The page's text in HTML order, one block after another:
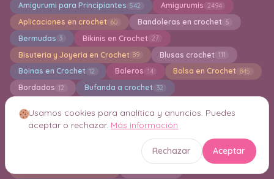
Amigurumi para Principiantes 542 Amigurumis 2494
Aplicaciones en crochet 60 Bandoleras en crochet 5
Bermudas 3 Bikinis en Crochet 27
Bisuteria y Joyeria en Crochet 89 Blusas crochet 111
Boinas en Crochet 12 Boleros 14 Bolsa en Crochet 845
Bordados 12 Bufanda a crochet 32
Calcetines Calentadores
Capas en crochet
Cardigan a crochet 233
Usamos cookies para analítica y anuncios. Puedes
aceptar o rechazar. Más información
Rechazar Aceptar